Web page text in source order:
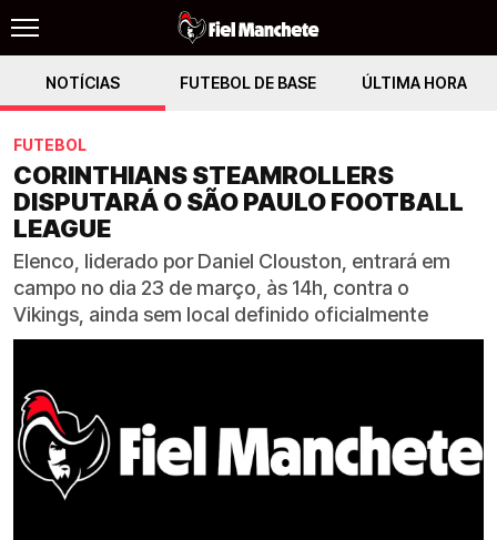
NOTÍCIAS FUTEBOL DE BASE ÚLTIMA HORA
FUTEBOL
CORINTHIANS STEAMROLLERS
DISPUTARÁ O SÃO PAULO FOOTBALL
LEAGUE
Elenco, liderado por Daniel Clouston, entrará em
campo no dia 23 de março, às 14h, contra o
Vikings, ainda sem local definido oficialmente